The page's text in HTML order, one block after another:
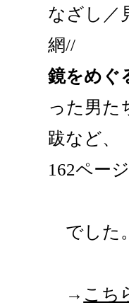
なざし／
網//
鏡をめぐ
った男た
跋など、
162ページ
でした。
→ こち